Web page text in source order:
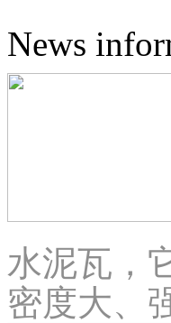
News
水泥瓦，
密度大、